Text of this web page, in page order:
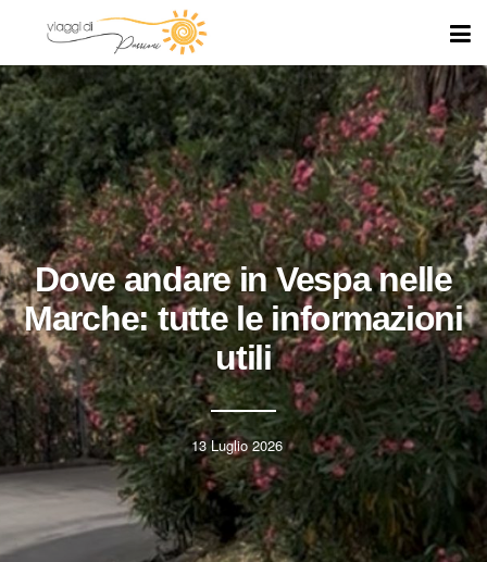
Dove andare in Vespa nelle
Marche: tutte le informazioni
utili
13 Luglio 2026